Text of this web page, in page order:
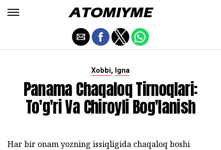
Xobbi, Igna
Panama Chaqaloq Tirnoqlari:
To'g'ri Va Chiroyli Bog'lanish
Har bir onam yozning issiqligida chaqaloq boshi